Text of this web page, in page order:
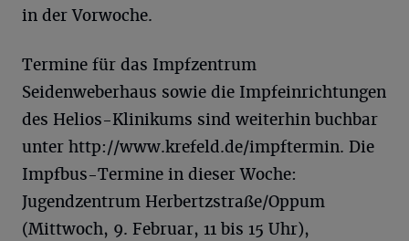
in der Vorwoche.
Termine für das Impfzentrum
Seidenweberhaus sowie die Impfeinrichtungen
des Helios-Klinikums sind weiterhin buchbar
unter http://www.krefeld.de/impftermin. Die
Impfbus-Termine in dieser Woche:
Jugendzentrum Herbertzstraße/Oppum
(Mittwoch, 9. Februar, 11 bis 15 Uhr),